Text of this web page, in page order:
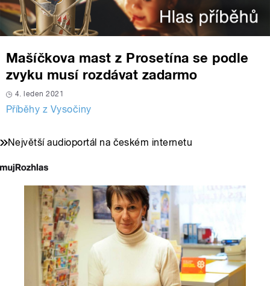
Mašíčkova mast z Prosetína se podle
zvyku musí rozdávat zadarmo
4. leden 2021
Příběhy z Vysočiny
Největší audioportál na českém internetu